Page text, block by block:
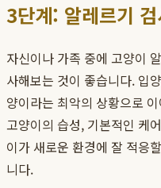
3단계: 알레르기
자신이나 가족 중에 고양이
사해보는 것이 좋습니다. 입
양이라는 최악의 상황으로
고양이의 습성, 기본적인 케
이가 새로운 환경에 잘 적응
니다.